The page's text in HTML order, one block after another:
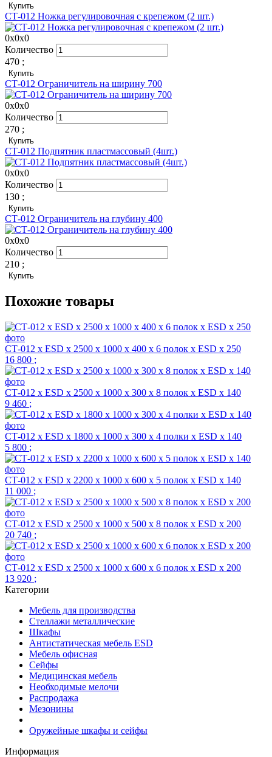
Купить
СТ-012 Ножка регулировочная с крепежом (2 шт.)
0x0x0
Количество
470 ;
Купить
СТ-012 Ограничитель на ширину 700
0x0x0
Количество
270 ;
Купить
СТ-012 Подпятник пластмассовый (4шт.)
0x0x0
Количество
130 ;
Купить
СТ-012 Ограничитель на глубину 400
0x0x0
Количество
210 ;
Купить
Похожие товары
СТ-012 х ESD х 2500 х 1000 х 400 х 6 полок х ESD х 250
16 800 ;
СТ-012 х ESD х 2500 х 1000 х 300 х 8 полок х ESD х 140
9 460 ;
СТ-012 х ESD х 1800 х 1000 х 300 х 4 полки х ESD х 140
5 800 ;
СТ-012 х ESD х 2200 х 1000 х 600 х 5 полок х ESD х 140
11 000 ;
СТ-012 х ESD х 2500 х 1000 х 500 х 8 полок х ESD х 200
20 740 ;
СТ-012 х ESD х 2500 х 1000 х 600 х 6 полок х ESD х 200
13 920 ;
Категории
Мебель для производства
Стеллажи металлические
Шкафы
Антистатическая мебель ESD
Мебель офисная
Сейфы
Медицинская мебель
Необходимые мелочи
Распродажа
Мезонины
Оружейные шкафы и сейфы
Информация